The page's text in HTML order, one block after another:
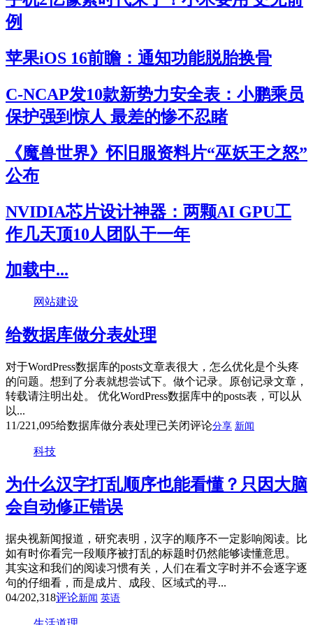
例
苹果iOS 16前瞻：通知功能脱胎换骨
C-NCAP发10款新势力安全表：小鹏乘员
保护强到惊人 最差的惨不忍睹
《魔兽世界》怀旧服资料片“巫妖王之怒”
公布
NVIDIA芯片设计神器：两颗AI GPU工
作几天顶10人团队干一年
加载中...
网站建设
给数据库做分表处理
对于WordPress数据库的posts文章表很大，怎么优化是个头疼
的问题。想到了分表就想尝试下。做个记录。原创记录文章，
转载请注明出处。 优化WordPress数据库中的posts表，可以从
以...
11/221,095给数据库做分表处理已关闭评论分享 新闻
科技
为什么汉字打乱顺序也能看懂？只因大脑
会自动修正错误
据央视新闻报道，研究表明，汉字的顺序不一定影响阅读。比
如有时你看完一段顺序被打乱的标题时仍然能够读懂意思。
其实这和我们的阅读习惯有关，人们在看文字时并不会逐字逐
句的仔细看，而是成片、成段、区域式的寻...
04/202,318评论新闻 英语